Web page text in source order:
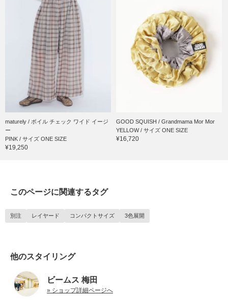
maturely / ボイル チェック ワイド イージ
ー
PINK / サイズ ONE SIZE
¥19,250
GOOD SQUISH / Grandmama Mor Mor
YELLOW / サイズ ONE SIZE
¥16,720
このページに関連するタグ
別注 レイヤード コンパクトサイズ 3色展開
他のスタイリング
ビームス 梅田
» ショップ詳細ページへ